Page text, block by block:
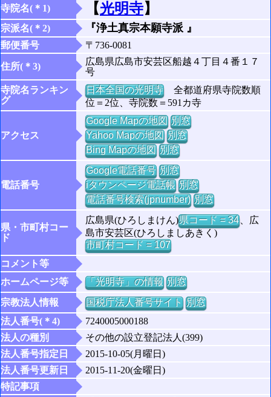
寺院名(＊1) 【光明寺】
宗派名(＊2) 『浄土真宗本願寺派 』
郵便番号 〒736-0081
住所(＊3)
広島県広島市安芸区船越４丁目４番１７
号
寺院名ランキン
グ
日本全国の光明寺全都道府県寺院数順
位＝2位、寺院数＝591カ寺
アクセス
Google Mapの地図 別窓
Yahoo Mapの地図 別窓
Bing Mapの地図 別窓
電話番号
Google電話番号 別窓
iタウンページ電話帳 別窓
電話番号検索(jpnumber) 別窓
県・市町村コー
ド
広島県(ひろしまけん)県コード = 34、広
島市安芸区(ひろしましあきく)
市町村コード = 107
コメント等
ホームページ等
「光明寺」の情報 別窓
宗教法人情報
国税庁法人番号サイト 別窓
法人番号(＊4)
7240005000188
法人の種別
その他の設立登記法人(399)
法人番号指定日
2015-10-05(月曜日)
法人番号更新日
2015-11-20(金曜日)
特記事項